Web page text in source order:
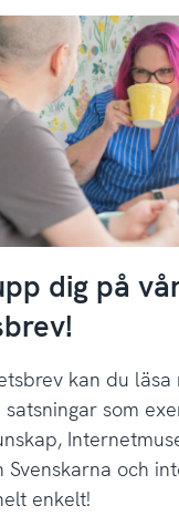
dig på
kan du läsa
som
Svenskarna och
enkelt!